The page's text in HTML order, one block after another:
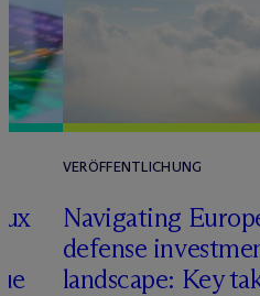
VERÖFFENTLICHUNG
Navigating
defense
landscape: Key